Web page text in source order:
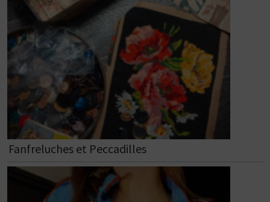
Fanfreluches et Peccadilles